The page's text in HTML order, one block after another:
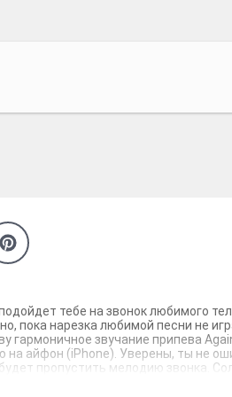
тебе на звонок любимого
пока нарезка любимой песни не
гармоничное звучание припева
на айфон (iPhone). Уверены, ты не
пропустить мелодию звонка.